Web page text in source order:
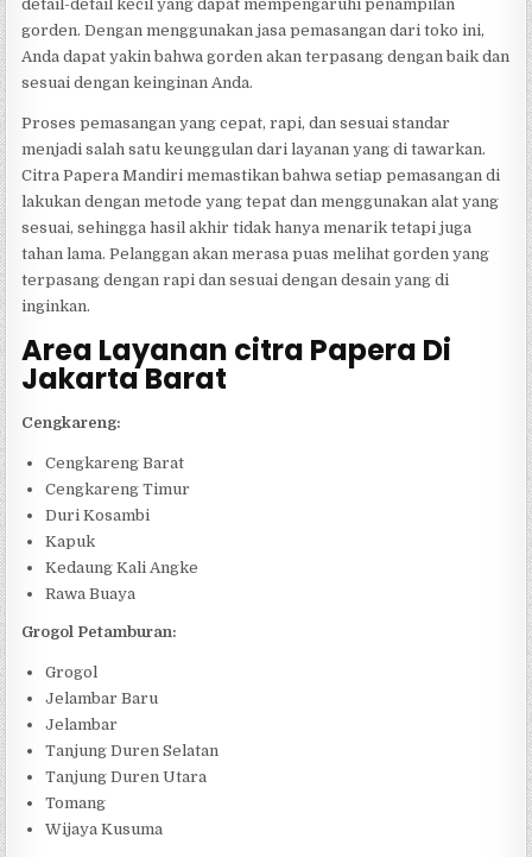
detail-detail kecil yang dapat mempengaruhi penampilan
gorden. Dengan menggunakan jasa pemasangan dari toko ini,
Anda dapat yakin bahwa gorden akan terpasang dengan baik dan
sesuai dengan keinginan Anda.
Proses pemasangan yang cepat, rapi, dan sesuai standar
menjadi salah satu keunggulan dari layanan yang di tawarkan.
Citra Papera Mandiri memastikan bahwa setiap pemasangan di
lakukan dengan metode yang tepat dan menggunakan alat yang
sesuai, sehingga hasil akhir tidak hanya menarik tetapi juga
tahan lama. Pelanggan akan merasa puas melihat gorden yang
terpasang dengan rapi dan sesuai dengan desain yang di
inginkan.
Area Layanan citra Papera Di
Jakarta Barat
Cengkareng:
Cengkareng Barat
Cengkareng Timur
Duri Kosambi
Kapuk
Kedaung Kali Angke
Rawa Buaya
Grogol Petamburan:
Grogol
Jelambar Baru
Jelambar
Tanjung Duren Selatan
Tanjung Duren Utara
Tomang
Wijaya Kusuma